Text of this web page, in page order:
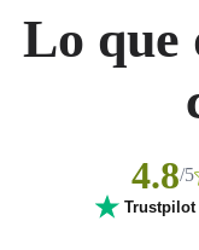
Lo que
4.8/5
Trustpilot